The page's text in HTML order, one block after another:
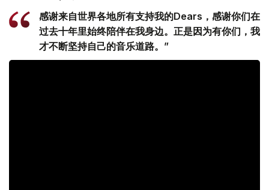
感谢来自世界各地所有支持我的Dears，感谢你们在
过去十年里始终陪伴在我身边。正是因为有你们，我
才不断坚持自己的音乐道路。”